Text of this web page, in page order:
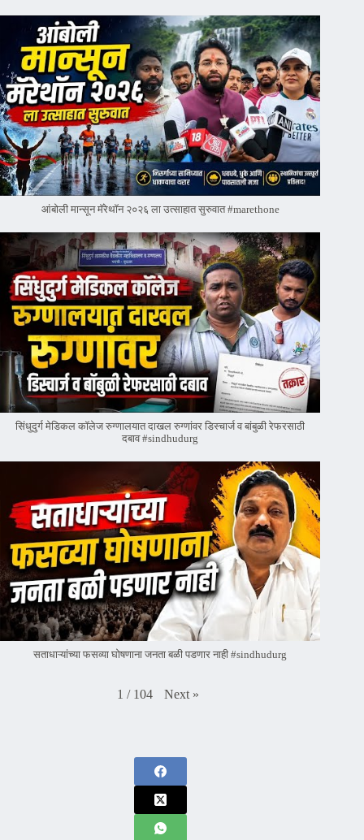
आंबोली मान्सून मॅरेथॉन २०२६ ला उत्साहात सुरुवात #marethone
सिंधुदुर्ग मेडिकल कॉलेज रुग्णालयात दाखल रुग्णांवर डिस्चार्ज व बांबुळी रेफरसाठी
दबाव #sindhudurg
सताधाऱ्यांच्या फसव्या घोषणाना जनता बळी पडणार नाही #sindhudurg
1 / 104 Next »